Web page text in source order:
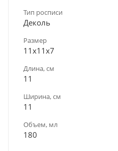
Тип росписи
Деколь
Размер
11x11х7
Длина, см
11
Ширина, см
11
Объем, мл
180